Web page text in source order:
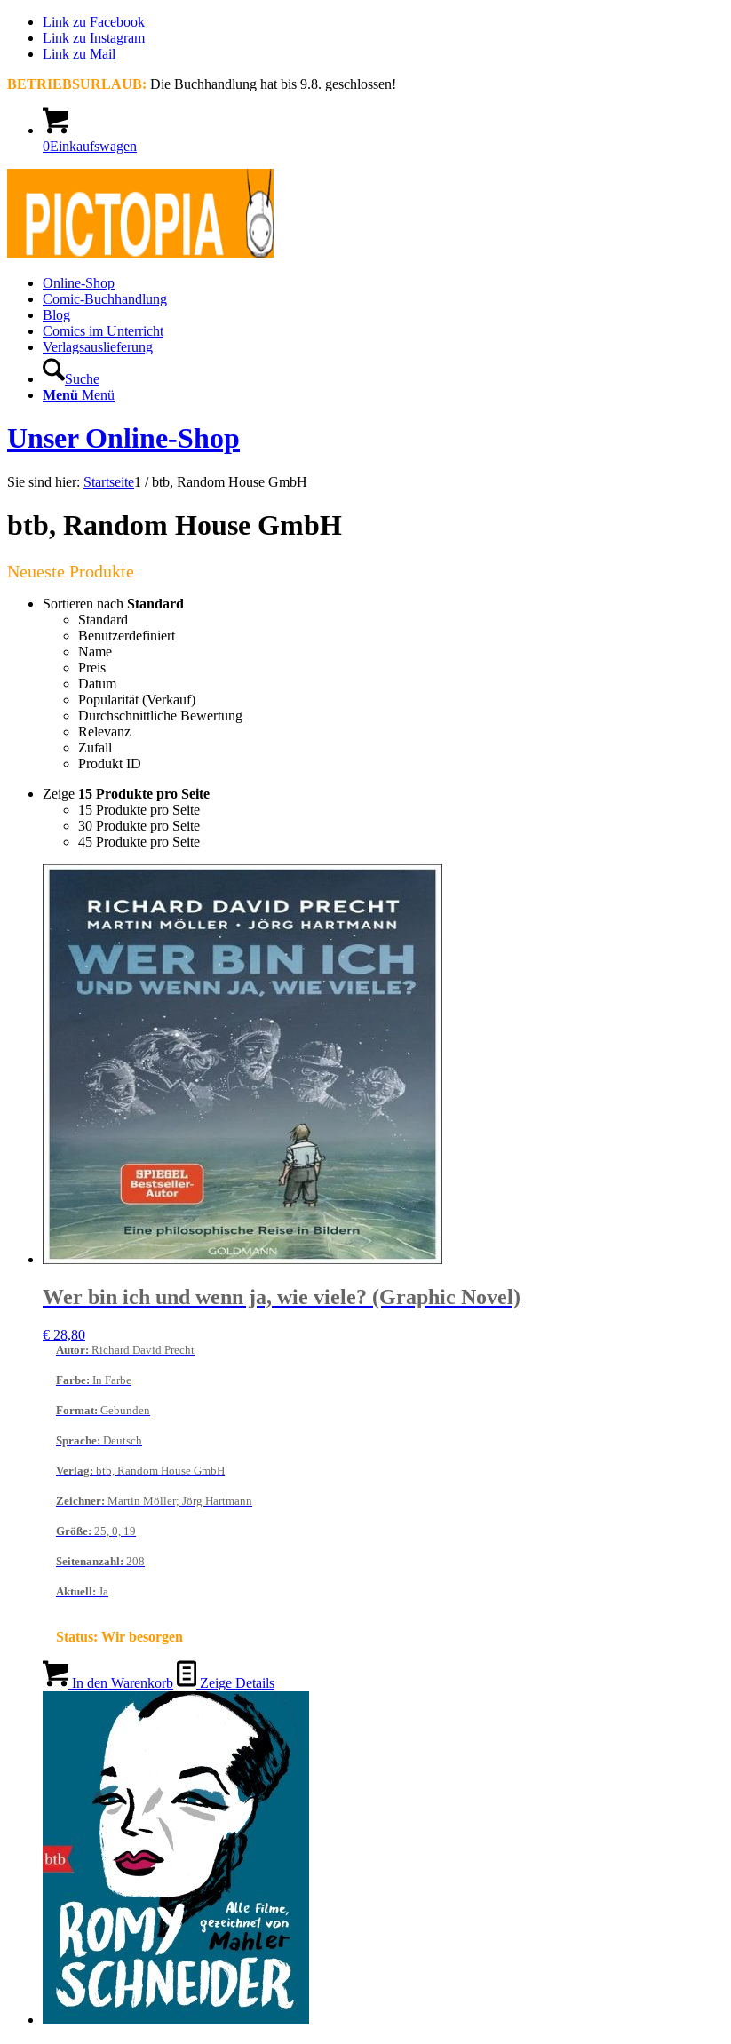
Link zu Facebook
Link zu Instagram
Link zu Mail
BETRIEBSURLAUB: Die Buchhandlung hat bis 9.8. geschlossen!
0Einkaufswagen
Online-Shop
Comic-Buchhandlung
Blog
Comics im Unterricht
Verlagsauslieferung
Suche
Menü Menü
Unser Online-Shop
Sie sind hier: Startseite1 / btb, Random House GmbH
btb, Random House GmbH
Sortieren nach Standard
Standard
Benutzerdefiniert
Name
Preis
Datum
Popularität (Verkauf)
Durchschnittliche Bewertung
Relevanz
Zufall
Produkt ID
Zeige 15 Produkte pro Seite
15 Produkte pro Seite
30 Produkte pro Seite
45 Produkte pro Seite
Wer bin ich und wenn ja, wie viele? (Graphic Novel)
€ 28,80
Autor: Richard David Precht
Farbe: In Farbe
Format: Gebunden
Sprache: Deutsch
Verlag: btb, Random House GmbH
Zeichner: Martin Möller; Jörg Hartmann
Größe: 25, 0, 19
Seitenanzahl: 208
Aktuell: Ja
Status: Wir besorgen
In den Warenkorb Zeige Details